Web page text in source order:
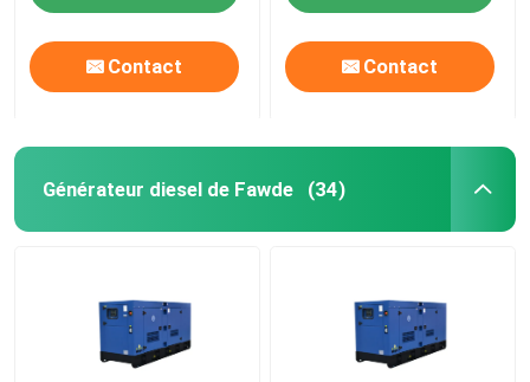
Contact Contact
Générateur diesel de Fawde (34)